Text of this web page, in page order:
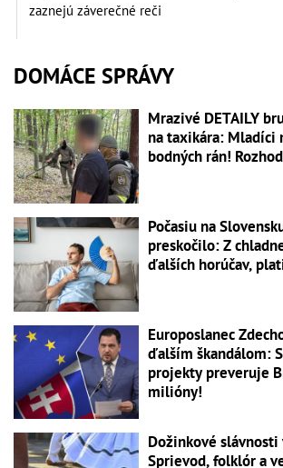
zaznejú záverečné reči
DOMÁCE SPRÁVY
Mrazivé DETAILY
na taxikára: Mladíci
bodných rán!
Počasiu na
preskočilo: Z
ďalších horúčav,
Europoslanec
ďalším škandálom:
projekty preveruje
milióny!
Dožinkové
Sprievod, folklór a